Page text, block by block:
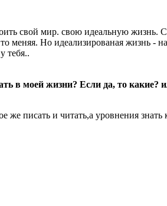
свой мир. свою идеальную жизнь.
меняя. Но идеализированая жизнь -
тебя..
в моей жизни? Если да, то какие?
же писать и читать,а уровнения знать